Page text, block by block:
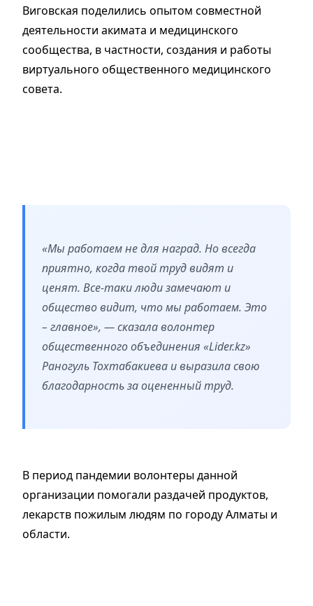
Виговская поделились опытом совместной
деятельности акимата и медицинского
сообщества, в частности, создания и работы
виртуального общественного медицинского
совета.
«Мы работаем не для наград. Но всегда
приятно, когда твой труд видят и
ценят. Все-таки люди замечают и
общество видит, что мы работаем. Это
– главное», — сказала волонтер
общественного объединения «Lider.kz»
Раногуль Тохтабакиева и выразила свою
благодарность за оцененный труд.
В период пандемии волонтеры данной
организации помогали раздачей продуктов,
лекарств пожилым людям по городу Алматы и
области.